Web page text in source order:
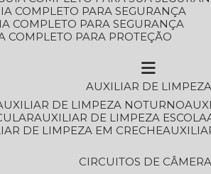
COMPLETO PARA SEGURANÇA
COMPLETO PARA SEGURANÇA
COMPLETO PARA PROTEÇÃO
AUXILIAR DE LIMPEZA
AUXILIAR DE LIMPEZA NOTURNO
AUXILIAR DE LIMPEZA ESCOLA
DE LIMPEZA EM CRECHE
CIRCUITOS DE